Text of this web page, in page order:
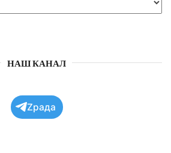
НАШ КАНАЛ
Zрада